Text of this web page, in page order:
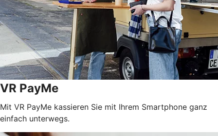
VR PayMe
Mit VR PayMe kassieren Sie mit Ihrem Smartphone ganz
einfach unterwegs.